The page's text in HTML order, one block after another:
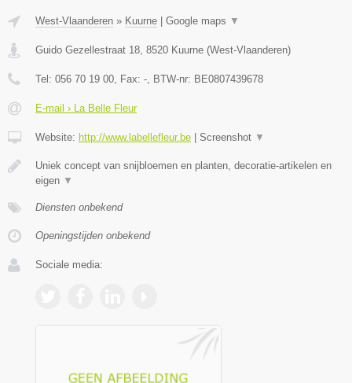
West-Vlaanderen » Kuurne Google maps ▼
Guido Gezellestraat 18, 8520 Kuurne (West-Vlaanderen)
Tel: 056 70 19 00, Fax: -, BTW-nr: BE0807439678
E-mail › La Belle Fleur
Website: http://www.labellefleur.be Screenshot ▼
Uniek concept van snijbloemen en planten, decoratie-artikelen en
eigen ▼
Diensten onbekend
Openingstijden onbekend
Sociale media: